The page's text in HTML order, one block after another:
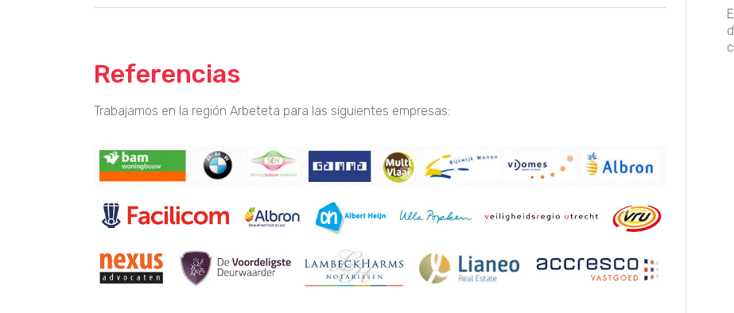
Referencias
Trabajamos en la región Arbeteta para las siguientes empresas: